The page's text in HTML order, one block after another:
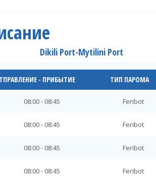
18:30 - 19:15
18:30 - 19:15 Feribot
18:30 - 19:15 Feribot
18:30 - 19:15 Feribot
18:30 - 19:15 Feribot
18:30 - 19:15 Feribot
18:30 - 19:15 Feribot
Dikili Port-Mytilini Port
- ПРИБЫТИЕ ТИП ПАРОМА
08:00 - 08:45 Feribot
08:00 - 08:45 Feribot
08:00 - 08:45 Feribot
08:00 - 08:45 Feribot